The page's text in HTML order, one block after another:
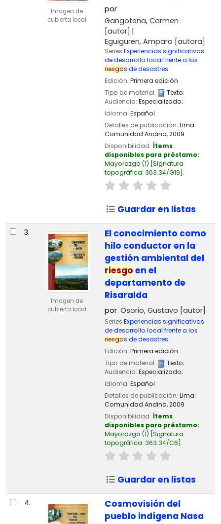
Imagen de
cubierta local
por
Gangotena, Carmen
[autor]
Eguiguren, Amparo [autora]
Series Experiencias significativas
de desarrollo local frente a los
riesgos de desastres
Edición: Primera edición
Tipo de material:
Texto;
Audiencia: Especializado;
Idioma: Español
Detalles de publicación: Lima:
Comunidad Andina,2009
Disponibilidad: Ítems
disponibles para préstamo:
Mayorazgo (1) Signatura
topográfica: 363.34/G19 .
Guardar en listas
3.
Imagen de
cubierta local
El conocimiento como
hilo conductor en la
gestión ambiental del
riesgo en el
departamento de
Risaralda
por Osorio, Gustavo [autor]
Series Experiencias significativas
de desarrollo local frente a los
riesgos de desastres
Edición: Primera edición
Tipo de material:
Texto;
Audiencia: Especializado;
Idioma: Español
Detalles de publicación: Lima:
Comunidad Andina,2009
Disponibilidad: Ítems
disponibles para préstamo:
Mayorazgo (1) Signatura
topográfica: 363.34/C6 .
Guardar en listas
4.
Cosmovisión del
pueblo indígena Nasa